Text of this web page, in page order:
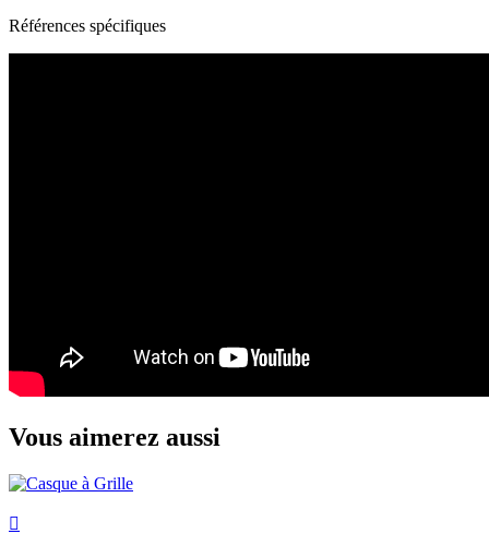
Références spécifiques
Vous aimerez aussi
